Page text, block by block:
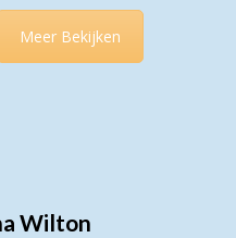
Meer Bekijken
Wilton